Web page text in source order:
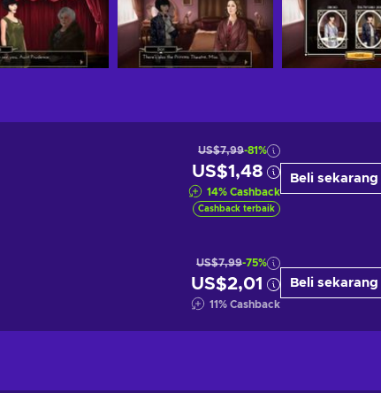
US$7,99-81%
US$1,48
14% Cashback
Cashback terbaik
Beli sekarang
US$7,99-75%
US$2,01
11% Cashback
Beli sekarang